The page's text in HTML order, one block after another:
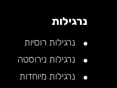
נרגילות
נרגילות רוסיות
נרגילות נירוסטה
נרגילות מיוחדות